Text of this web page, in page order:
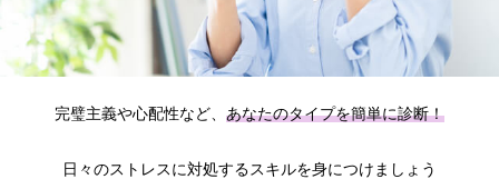
完璧主義や心配性など、 あなたのタイプを簡単に診断！
日々のストレスに対処するスキルを身につけましょう